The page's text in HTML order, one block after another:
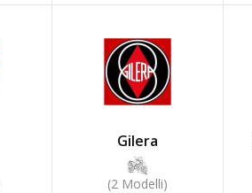
Gilera
(2 Modelli)